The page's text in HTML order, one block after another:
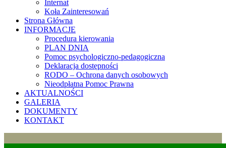
Internat
Koła Zainteresowań
Strona Główna
INFORMACJE
Procedura kierowania
PLAN DNIA
Pomoc psychologiczno-pedagogiczna
Deklaracja dostępności
RODO – Ochrona danych osobowych
Nieodpłatna Pomoc Prawna
AKTUALNOŚCI
GALERIA
DOKUMENTY
KONTAKT